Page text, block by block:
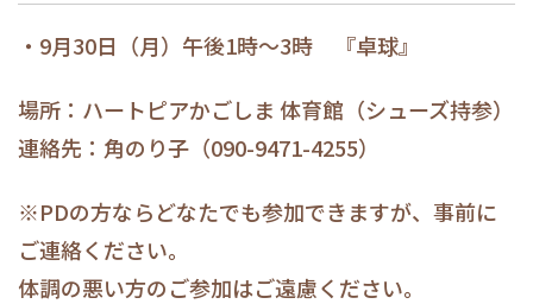
・9月30日（月）午後1時〜3時 『卓球』
場所：ハートピアかごしま 体育館（シューズ持参）
連絡先：角のり子（090-9471-4255）
※PDの方ならどなたでも参加できますが、事前に
ご連絡ください。
体調の悪い方のご参加はご遠慮ください。